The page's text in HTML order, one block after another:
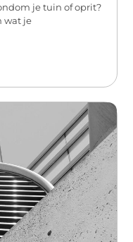
je tuin of oprit?
wat je